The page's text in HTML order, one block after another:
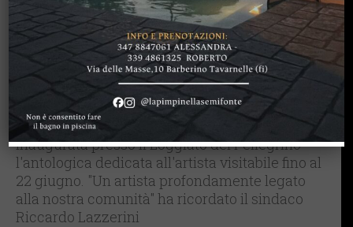
“Florilegio”: Impruneta
rende omaggio ad Angiolo
Lombardini, artista locale
scomparso nel 2024
Inaugurata presso il Loggiato del Pellegrino
l'antologica dedicata all'artista visitabile fino al
22 giugno. "Un artista profondamente legato
alla nostra comunità" ha ricordato il sindaco
Riccardo Lazzerini